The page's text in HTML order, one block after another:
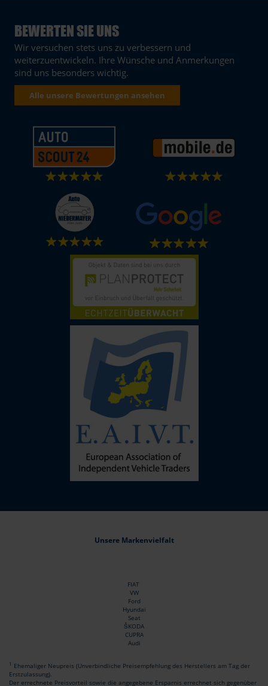
BEWERTEN SIE UNS
Wir versuchen stets uns zu verbessern und
weiterzuentwickeln. Ihre Wünsche und Anmerkungen
sind uns besonders wichtig.
Alle unsere Bewertungen ansehen
Unsere Markenvielfalt
FIAT
VW
Ford
Hyundai
Seat
ŠKODA
CUPRA
Audi
1 Ehemaliger Neupreis (Unverbindliche Preisempfehlung des Herstellers am Tag der
Erstzulassung).
Der errechnete Preisvorteil sowie die angegebene Ersparnis errechnet sich gegenüber